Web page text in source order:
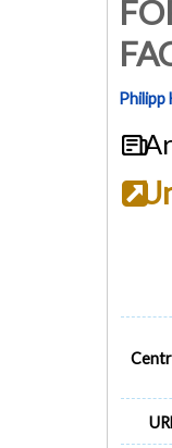
Philipp